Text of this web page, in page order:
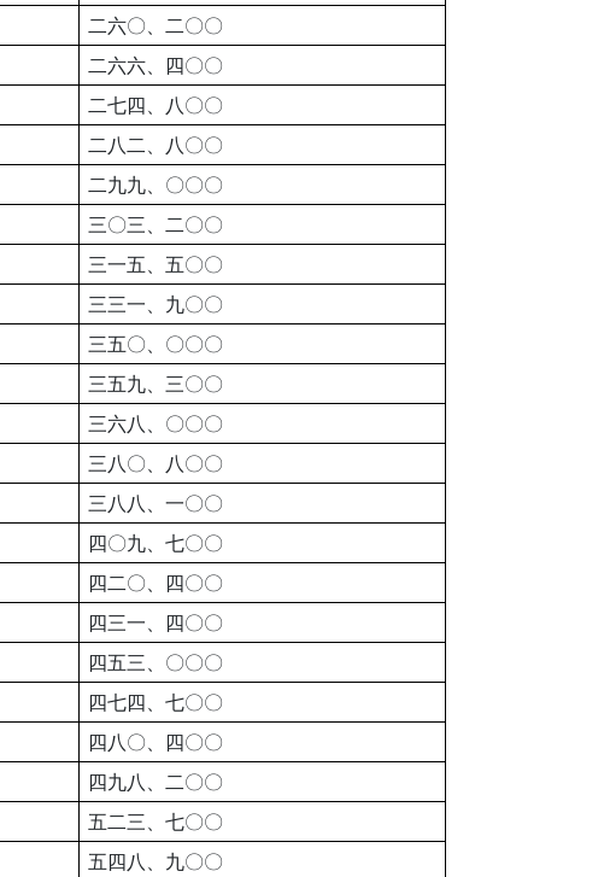
二六〇、二〇〇
二六六、四〇〇
二七四、八〇〇
二八二、八〇〇
二九九、〇〇〇
三〇三、二〇〇
三一五、五〇〇
三三一、九〇〇
三五〇、〇〇〇
三五九、三〇〇
三六八、〇〇〇
三八〇、八〇〇
三八八、一〇〇
四〇九、七〇〇
四二〇、四〇〇
四三一、四〇〇
四五三、〇〇〇
四七四、七〇〇
四八〇、四〇〇
四九八、二〇〇
五二三、七〇〇
五四八、九〇〇